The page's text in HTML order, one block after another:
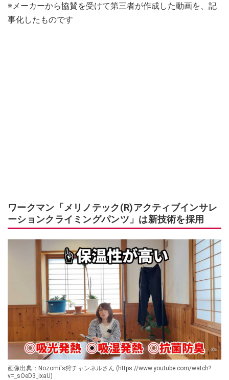
※メーカーから協賛を受けて第三者が作成した動画を、記
事化したものです
ワークマン「メリノテック(R)アクティブインサレ
ーションクライミングパンツ」は新技術を採用
画像出典：Nozomi's狩チャンネルさん (https://www.youtube.com/watch?
v=_sOeD3_ixaU)